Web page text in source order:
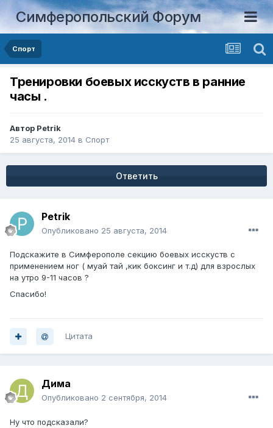
Симферопольский Форум
Спорт
Тренировки боевых исскуств в ранние
часы .
Автор Petrik
25 августа, 2014 в Спорт
Ответить
Petrik
Опубликовано 25 августа, 2014
Подскажите в Симферополе секцию боевых исскуств с
применением ног ( муай тай ,кик боксинг и т.д) для взрослых
на утро 9-11 часов ?
Спасибо!
Цитата
Дима
Опубликовано 2 сентября, 2014
Ну что подсказали?